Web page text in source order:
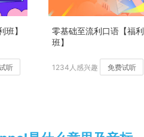
】
听
零基础至流利口语【福利
班】
1234人感兴趣 免费试听